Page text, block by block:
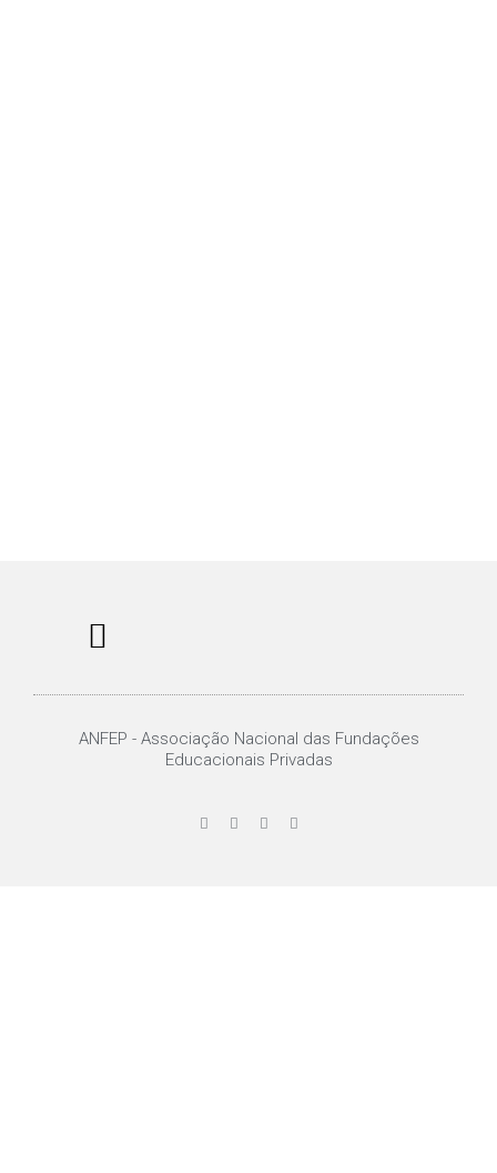
ANFEP - Associação Nacional das Fundações
Educacionais Privadas